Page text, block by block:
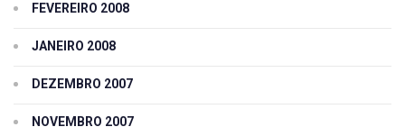
FEVEREIRO 2008
JANEIRO 2008
DEZEMBRO 2007
NOVEMBRO 2007